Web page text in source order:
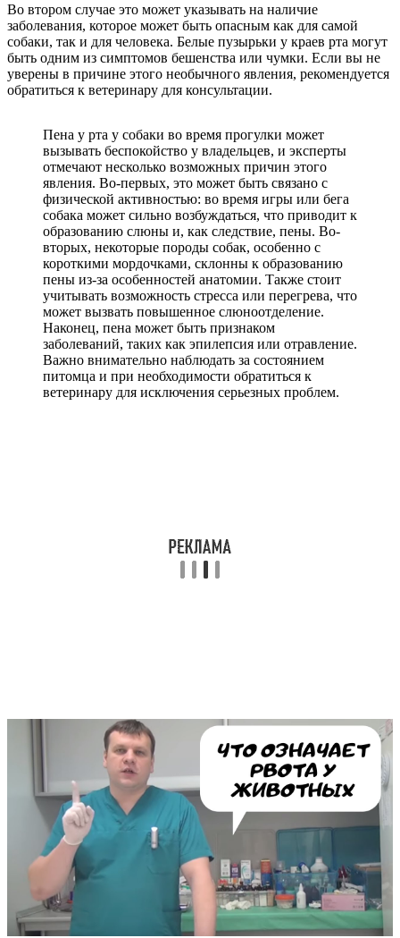
Во втором случае это может указывать на наличие
заболевания, которое может быть опасным как для самой
собаки, так и для человека. Белые пузырьки у краев рта могут
быть одним из симптомов бешенства или чумки. Если вы не
уверены в причине этого необычного явления, рекомендуется
обратиться к ветеринару для консультации.
Пена у рта у собаки во время прогулки может
вызывать беспокойство у владельцев, и эксперты
отмечают несколько возможных причин этого
явления. Во-первых, это может быть связано с
физической активностью: во время игры или бега
собака может сильно возбуждаться, что приводит к
образованию слюны и, как следствие, пены. Во-
вторых, некоторые породы собак, особенно с
короткими мордочками, склонны к образованию
пены из-за особенностей анатомии. Также стоит
учитывать возможность стресса или перегрева, что
может вызвать повышенное слюноотделение.
Наконец, пена может быть признаком
заболеваний, таких как эпилепсия или отравление.
Важно внимательно наблюдать за состоянием
питомца и при необходимости обратиться к
ветеринару для исключения серьезных проблем.